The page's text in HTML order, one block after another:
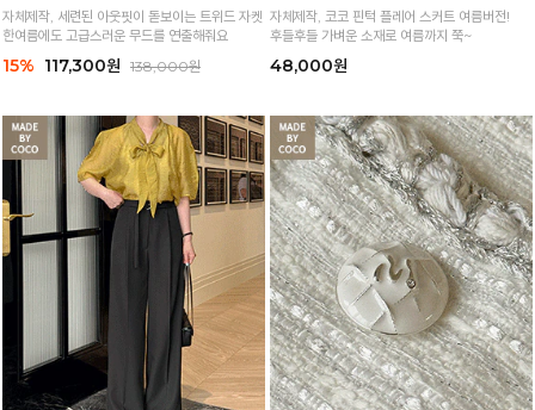
자체제작, 세련된 아웃핏이 돋보이는 트위드 자켓
한여름에도 고급스러운 무드를 연출해줘요
15% 117,300원 138,000원
자체제작, 코코 핀턱 플레어 스커트 여름버전!
후들후들 가벼운 소재로 여름까지 쭉~
48,000원